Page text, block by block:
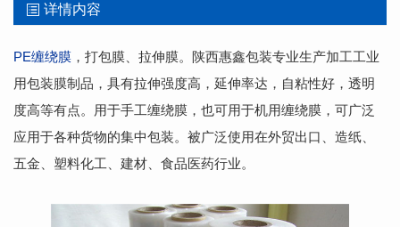
详情内容
PE缠绕膜 ，打包膜、拉伸膜。陕西惠鑫包装专业生产加工工业
用包装膜制品，具有拉伸强度高，延伸率达，自粘性好，透明
度高等有点。用于手工缠绕膜，也可用于机用缠绕膜，可广泛
应用于各种货物的集中包装。被广泛使用在外贸出口、造纸、
五金、塑料化工、建材、食品医药行业。